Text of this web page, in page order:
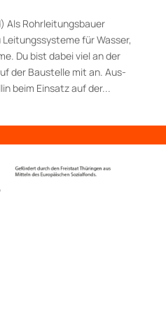
Als Rohrleitungsbauer
für Wasser,
Du bist dabei viel an der
der Baustelle mit an. Aus­
beim Einsatz auf der...